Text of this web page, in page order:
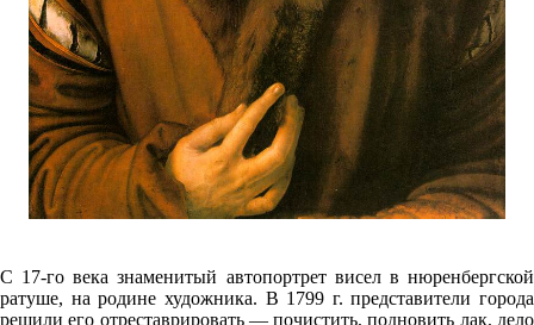
С 17-го века знаменитый автопортрет висел в нюренбергской
ратуше, на родине художника. В 1799 г. представители города
решили его отреставрировать — почистить, подновить лак, дело